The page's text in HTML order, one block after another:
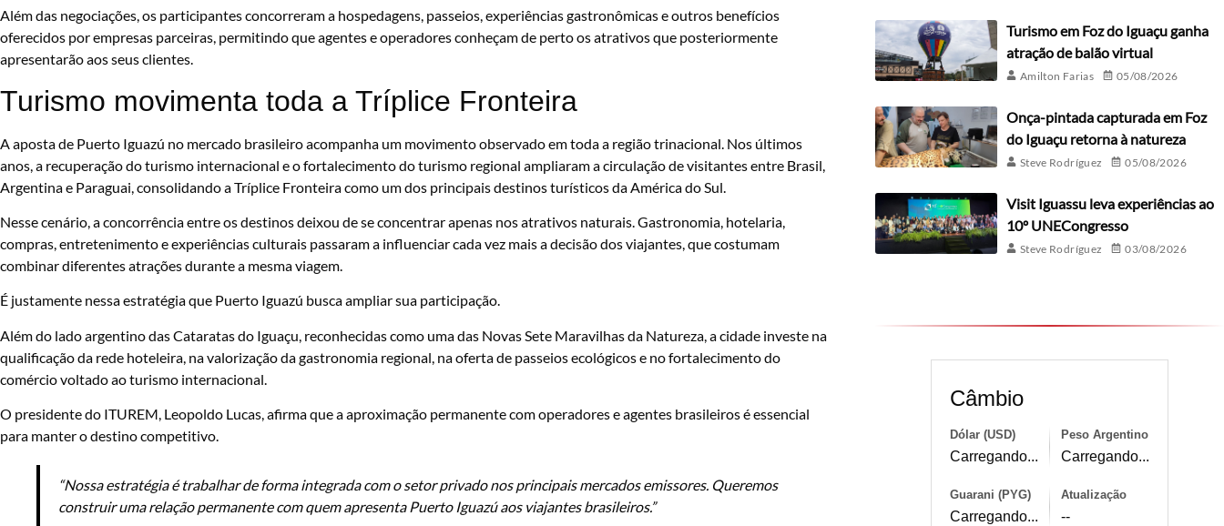
Além das negociações, os participantes concorreram a hospedagens, passeios, experiências gastronômicas e outros benefícios
oferecidos por empresas parceiras, permitindo que agentes e operadores conheçam de perto os atrativos que posteriormente
apresentarão aos seus clientes.
Turismo movimenta toda a Tríplice Fronteira
A aposta de Puerto Iguazú no mercado brasileiro acompanha um movimento observado em toda a região trinacional. Nos últimos
anos, a recuperação do turismo internacional e o fortalecimento do turismo regional ampliaram a circulação de visitantes entre Brasil,
Argentina e Paraguai, consolidando a Tríplice Fronteira como um dos principais destinos turísticos da América do Sul.
Nesse cenário, a concorrência entre os destinos deixou de se concentrar apenas nos atrativos naturais. Gastronomia, hotelaria,
compras, entretenimento e experiências culturais passaram a influenciar cada vez mais a decisão dos viajantes, que costumam
combinar diferentes atrações durante a mesma viagem.
É justamente nessa estratégia que Puerto Iguazú busca ampliar sua participação.
Além do lado argentino das Cataratas do Iguaçu, reconhecidas como uma das Novas Sete Maravilhas da Natureza, a cidade investe na
qualificação da rede hoteleira, na valorização da gastronomia regional, na oferta de passeios ecológicos e no fortalecimento do
comércio voltado ao turismo internacional.
O presidente do ITUREM, Leopoldo Lucas, afirma que a aproximação permanente com operadores e agentes brasileiros é essencial
para manter o destino competitivo.
“Nossa estratégia é trabalhar de forma integrada com o setor privado nos principais mercados emissores. Queremos
construir uma relação permanente com quem apresenta Puerto Iguazú aos viajantes brasileiros.”
Turismo em Foz do Iguaçu ganha
atração de balão virtual
Amilton Farias 05/08/2026
Onça-pintada capturada em Foz
do Iguaçu retorna à natureza
Steve Rodríguez 05/08/2026
Visit Iguassu leva experiências ao
10º UNECongresso
Steve Rodríguez 03/08/2026
Câmbio
Dólar (USD)
Carregando...
Peso Argentino
Carregando...
Guarani (PYG)
Carregando...
Atualização
--